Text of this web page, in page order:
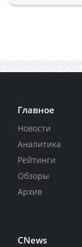
Главное
Новости
Аналитика
Рейтинги
Обзоры
Архив
CNews